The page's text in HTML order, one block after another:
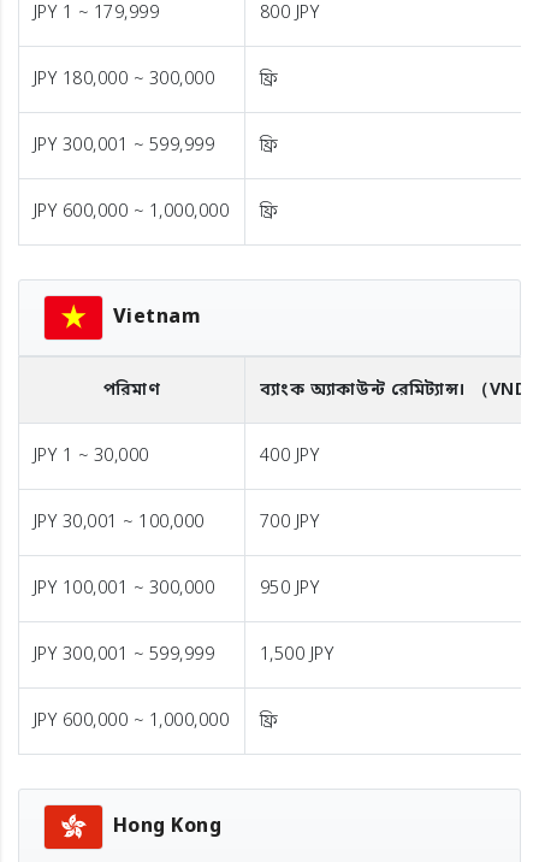
JPY 1 ~ 179,999 800 JPY
JPY 180,000 ~ 300,000 ফ্রি
JPY 300,001 ~ 599,999 ফ্রি
JPY 600,000 ~ 1,000,000 ফ্রি
Vietnam
পরিমাণ ব্যাংক অ্যাকাউন্ট রেমিট্যান্স। （VND
JPY 1 ~ 30,000 400 JPY
JPY 30,001 ~ 100,000 700 JPY
JPY 100,001 ~ 300,000 950 JPY
JPY 300,001 ~ 599,999 1,500 JPY
JPY 600,000 ~ 1,000,000 ফ্রি
Hong Kong